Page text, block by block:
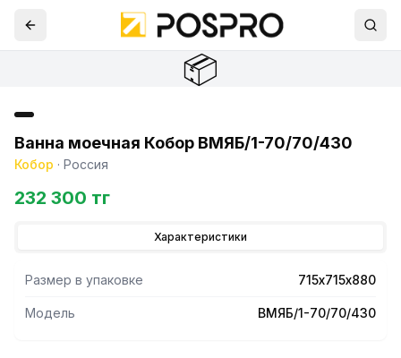
📦
Ванна моечная Кобор ВМЯБ/1-70/70/430
Кобор · Россия
232 300 тг
Характеристики
Размер в упаковке 715х715х880
Модель ВМЯБ/1-70/70/430